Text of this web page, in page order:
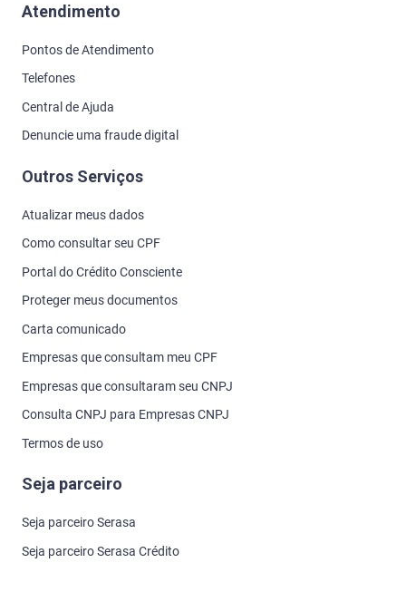
Atendimento
Pontos de Atendimento
Telefones
Central de Ajuda
Denuncie uma fraude digital
Outros Serviços
Atualizar meus dados
Como consultar seu CPF
Portal do Crédito Consciente
Proteger meus documentos
Carta comunicado
Empresas que consultam meu CPF
Empresas que consultaram seu CNPJ
Consulta CNPJ para Empresas CNPJ
Termos de uso
Seja parceiro
Seja parceiro Serasa
Seja parceiro Serasa Crédito